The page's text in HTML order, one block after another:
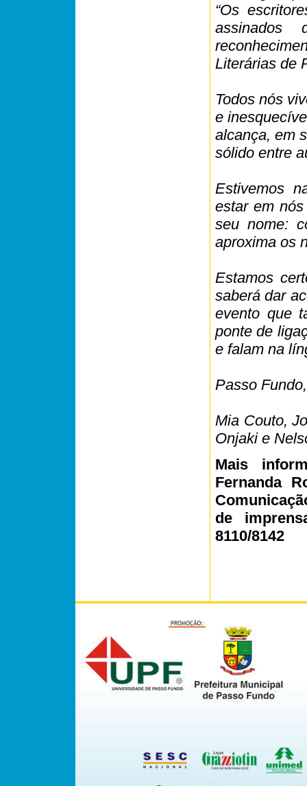
“Os
assinados
Literárias de
Todos nós
e
alcança, em
sólido entre
Estivemos
estar em
seu nome:
aproxima os
Estamos
saberá dar
evento que
ponte de
e falam na
Passo
Mia Couto,
Onjaki e
Mais
Fernanda
de
8110/8142